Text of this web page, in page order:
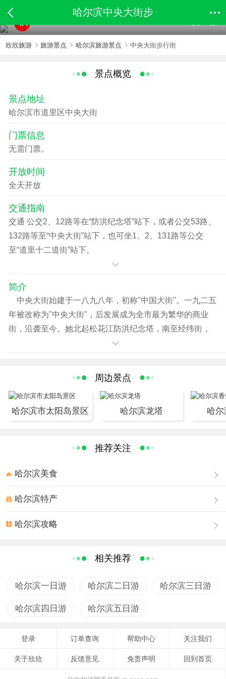
哈尔滨中央大街步
4A
欣欣旅游 旅游景点 哈尔滨旅游景点 中央大街步行街
景点概览
景点地址
哈尔滨市道里区中央大街
门票信息
无需门票。
开放时间
全天开放
交通指南
交通 公交2、12路等在“防洪纪念塔”站下，或者公交53路、
132路等至“中央大街”站下，也可坐1、2、131路等公交
至“道里十二道街”站下。
简介
中央大街始建于一八九八年，初称"中国大街"。一九二五
年被改称为"中央大街"，后发展成为全市最为繁华的商业
街，沿袭至今。她北起松花江防洪纪念塔，南至经纬街，
全长1450延长米，宽21.34米。其中车行方石路为10.8米
条小小的街道，含括了西方建筑史上最有影响的四大建筑
流派，含括了欧洲最具魅力的近300年文化发展史，其含括
历史的精深久远和展示建筑艺术的博大多姿，为世上少
街路。1996年8月，市政府决定将其改造成步行街。 中央
开通，是目前亚洲最长最大的步行街。建成的步行街环境
商厦，花团锦簇的休闲小区以及异彩纷呈的文化生活，成
的、历史的、文明的交织点，是哈尔滨人民的骄傲。一条
周边景点
哈尔滨市太阳岛景区 哈尔滨龙塔 哈
推荐关注
哈尔滨美食
哈尔滨特产
哈尔滨攻略
相关推荐
哈尔滨一日游 哈尔滨二日游 哈尔滨三日游
哈尔滨四日游 哈尔滨五日游
登录 订单查询 帮助中心 关注我们
关于欣欣 反馈意见 免责声明 回到首页